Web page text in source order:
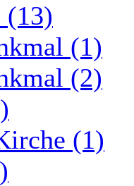
(13)
(1)
(2)
(1)